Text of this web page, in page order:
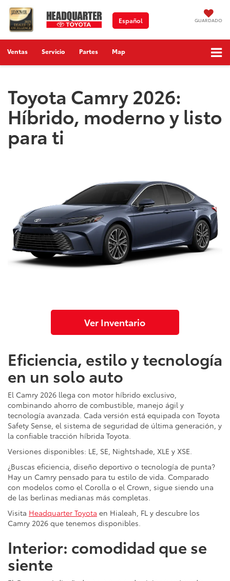
Español GUARDADO
Ventas Servicio Partes Map
Toyota Camry 2026:
Híbrido, moderno y listo
para ti
Ver Inventario
Eficiencia, estilo y tecnología
en un solo auto
El Camry 2026 llega con motor híbrido exclusivo,
combinando ahorro de combustible, manejo ágil y
tecnología avanzada. Cada versión está equipada con Toyota
Safety Sense, el sistema de seguridad de última generación, y
la confiable tracción híbrida Toyota.
Versiones disponibles: LE, SE, Nightshade, XLE y XSE.
¿Buscas eficiencia, diseño deportivo o tecnología de punta?
Hay un Camry pensado para tu estilo de vida. Comparado
con modelos como el Corolla o el Crown, sigue siendo una
de las berlinas medianas más completas.
Visita Headquarter Toyota en Hialeah, FL y descubre los
Camry 2026 que tenemos disponibles.
Interior: comodidad que se
siente